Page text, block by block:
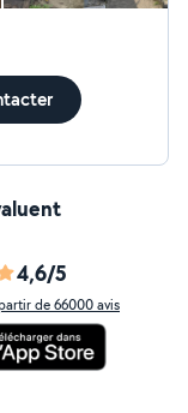
4,6/5
de 66000 avis